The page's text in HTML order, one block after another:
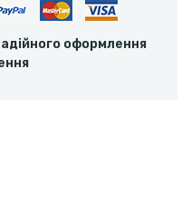
оформлення